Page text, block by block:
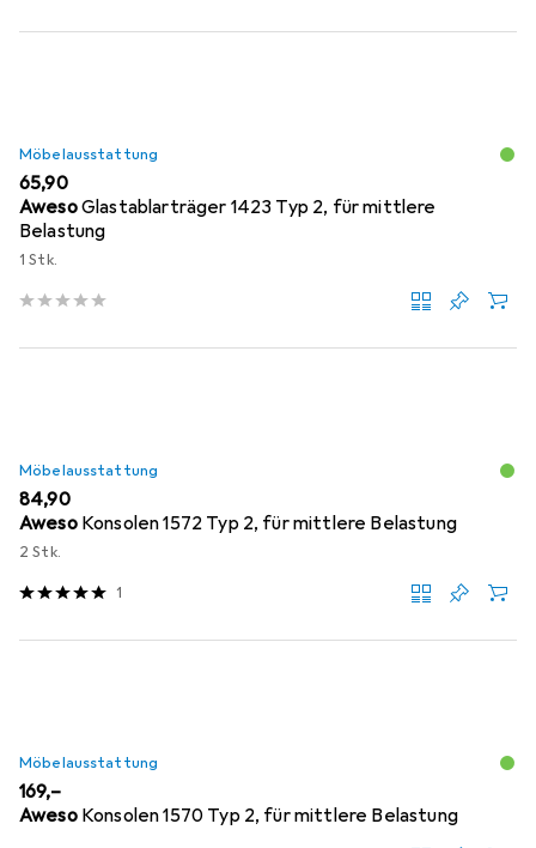
Möbelausstattung
EUR
65,90
AwesoGlastablarträger 1423 Typ 2, für mittlere
Belastung
1 Stk.
Möbelausstattung
EUR
84,90
Aweso Konsolen 1572 Typ 2, für mittlere Belastung
2 Stk.
1
Möbelausstattung
EUR
169,–
Aweso Konsolen 1570 Typ 2, für mittlere Belastung